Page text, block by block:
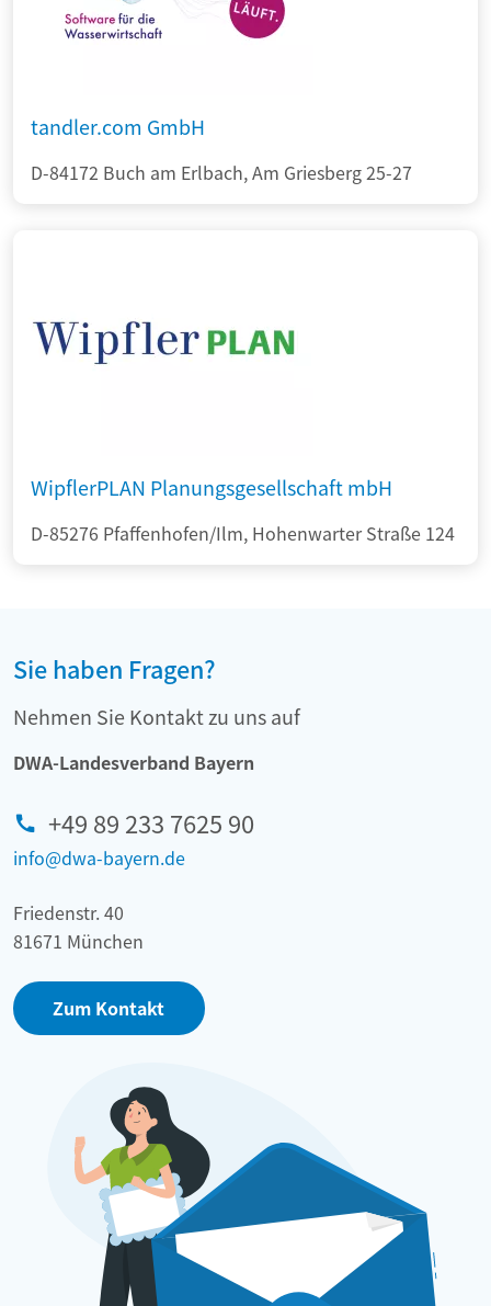
tandler.com GmbH
D-84172 Buch am Erlbach, Am Griesberg 25-27
WipflerPLAN Planungsgesellschaft mbH
D-85276 Pfaffenhofen/Ilm, Hohenwarter Straße 124
Sie haben Fragen?
Nehmen Sie Kontakt zu uns auf
DWA-Landesverband Bayern
+49 89 233 7625 90
info@dwa-bayern.de
Friedenstr. 40
81671 München
Zum Kontakt